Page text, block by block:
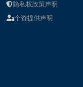
隐私权政策声明
个资提供声明